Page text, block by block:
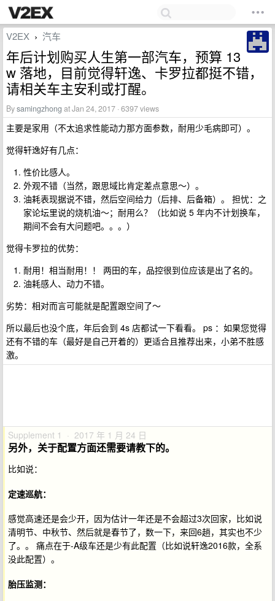
V2EX › 汽车
年后计划购买人生第一部汽车，预算 13
w 落地，目前觉得轩逸、卡罗拉都挺不错，
请相关车主安利或打醒。
Bysamingzhong at Jan 24, 2017 · 6397 views
主要是家用（不太追求性能动力那方面参数，耐用少毛病即可）。
觉得轩逸好有几点：
性价比感人。
外观不错（当然，跟思域比肯定差点意思～）。
油耗表现据说不错，然后空间给力（后排、后备箱）。 担忧：之
家论坛里说的烧机油～；耐用么？（比如说 5 年内不计划换车，
期间不会有大问题吧。。。）
觉得卡罗拉的优势：
耐用！相当耐用！！ 两田的车，品控很到位应该是出了名的。
油耗感人、动力不错。
劣势：相对而言可能就是配置跟空间了～
所以最后也没个底，年后会到 4s 店都试一下看看。 ps ：如果您觉得
还有不错的车（最好是自己开着的）更适合且推荐出来，小弟不胜感
激。
Supplement 1 · 2017 年 1 月 24 日
另外，关于配置方面还需要请教下的。
比如说：
定速巡航：
感觉高速还是会少开，因为估计一年还是不会超过3次回家，比如说
清明节、中秋节、然后就是春节了，数一下，来回6趟，其实也不少
了。。 痛点在于-A级车还是少有此配置（比如说轩逸2016款，全系
没此配置）。
胎压监测：